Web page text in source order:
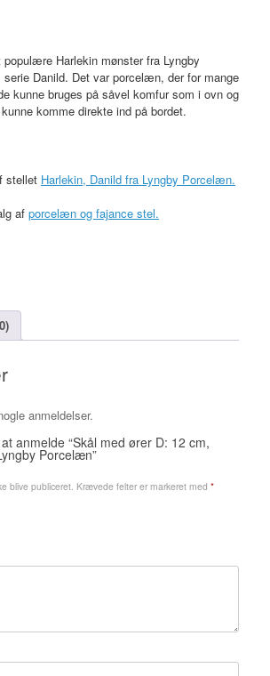
Harlekin mønster fra Lyngby
Danild. Det var porcelæn, der for mange
kunne bruges på såvel komfur som i ovn og
komme direkte ind på bordet.
stellet Harlekin, Danild fra Lyngby Porcelæn.
af porcelæn og fajance stel.
anmeldelser.
anmelde “Skål med ører D: 12 cm,
Porcelæn”
blive publiceret. Krævede felter er markeret med *